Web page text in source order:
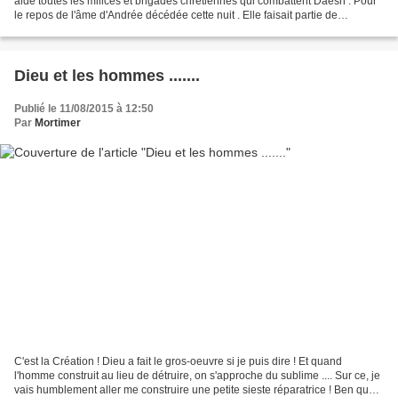
le repos de l'âme d'Andrée décédée cette nuit . Elle faisait partie de
Dieu et les hommes .......
Publié le 11/08/2015 à 12:50
Par Mortimer
C'est la Création ! Dieu a fait le gros-oeuvre si je puis dire ! Et quand
l'homme construit au lieu de détruire, on s'approche du sublime .... Sur ce, je
vais humblement aller me construire une petite sieste réparatrice ! Ben quoi